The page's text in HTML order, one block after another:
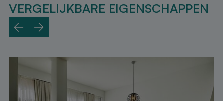
VERGELIJKBARE EIGENSCHAPPEN